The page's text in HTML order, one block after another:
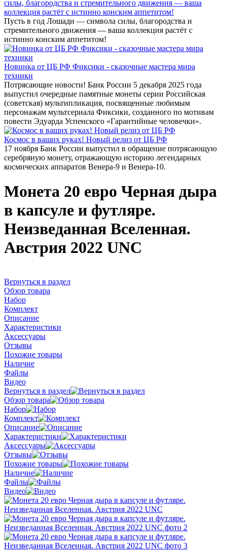
силы, благородства и стремительного движения — ваша
коллекция растёт с истинно конским аппетитом!
Пусть в год Лошади — символа силы, благородства и
стремительного движения — ваша коллекция растёт с
истинно конским аппетитом!
Новинка от ЦБ РФ Фиксики - сказочные мастера мира
техники
Потрясающие новости! Банк России 5 декабря 2025 года
выпустил очередные памятные монеты серии Российская
(советская) мультипликация, посвященные любимым
персонажам мультсериала Фиксики, созданного по мотивам
повести Эдуарда Успенского «Гарантийные человечки».
Космос в ваших руках! Новый релиз от ЦБ РФ
17 ноября Банк России выпустил в обращение потрясающую
серебряную монету, отражающую историю легендарных
космических аппаратов Венера-9 и Венера-10.
Монета 20 евро Черная дыра
в капсуле и футляре.
Неизведанная Вселенная.
Австрия 2022 UNC
Вернуться в раздел
Обзор товара
Набор
Комплект
Описание
Характеристики
Аксессуары
Отзывы
Похожие товары
Наличие
Файлы
Видео
Вернуться в раздел
Обзор товара
Набор
Комплект
Описание
Характеристики
Аксессуары
Отзывы
Похожие товары
Наличие
Файлы
Видео